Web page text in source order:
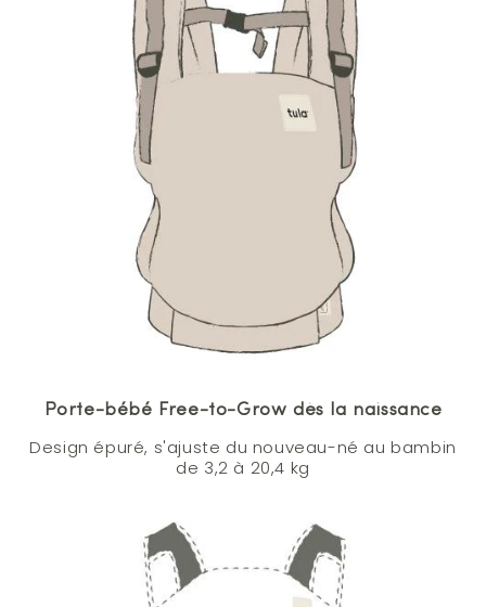
Porte-bébé Free-to-Grow dès la naissance
Design épuré, s'ajuste du nouveau-né au bambin
de 3,2 à 20,4 kg